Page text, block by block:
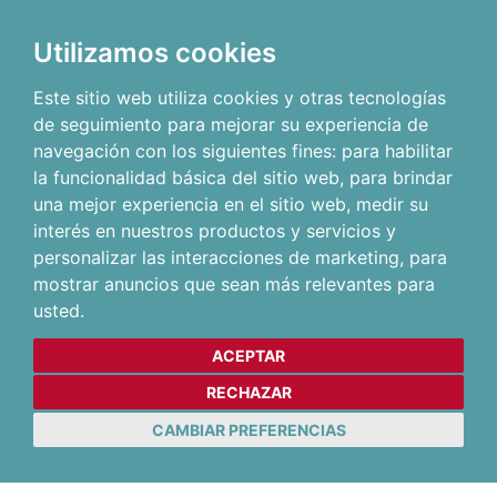
Utilizamos cookies
Este sitio web utiliza cookies y otras tecnologías
de seguimiento para mejorar su experiencia de
navegación con los siguientes fines: para habilitar
la funcionalidad básica del sitio web, para brindar
una mejor experiencia en el sitio web, medir su
interés en nuestros productos y servicios y
personalizar las interacciones de marketing, para
mostrar anuncios que sean más relevantes para
usted.
ACEPTAR
RECHAZAR
CAMBIAR PREFERENCIAS